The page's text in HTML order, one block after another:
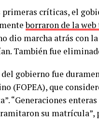
primeras críticas, el
borraron de la
dio marcha atrás con
También fue
gobierno fue
(FOPEA), que
“Generaciones
su matrícula”,